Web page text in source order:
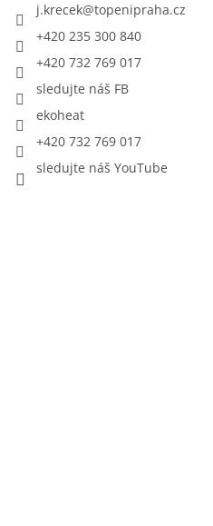
j.krecek@topenipraha.cz
+420 235 300 840
+420 732 769 017
sledujte náš FB
ekoheat
+420 732 769 017
sledujte náš YouTube